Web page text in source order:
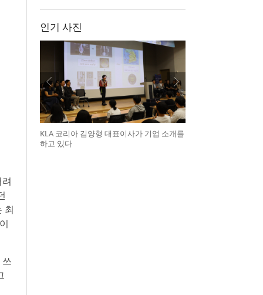
최
인기 사진
KLA 코리아 김양형 대표이사가 기업 소개를
하고 있다